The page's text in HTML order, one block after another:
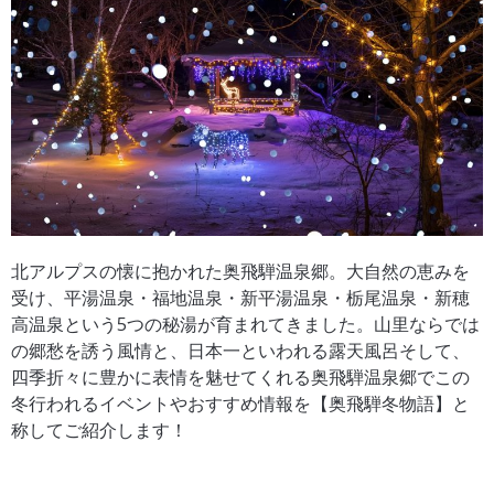
北アルプスの懐に抱かれた奥飛騨温泉郷。大自然の恵みを
受け、平湯温泉・福地温泉・ 新平湯温泉・栃尾温泉・新穂
高温泉という5つの秘湯が育まれてきました。山里ならでは
の郷愁を誘う風情と、日本一といわれる露天風呂そして、
四季折々に豊かに表情を魅せてくれる奥飛騨温泉郷でこの
冬行われるイベントやおすすめ情報を【奥飛騨冬物語】と
称してご紹介します！